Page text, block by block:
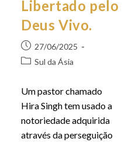
Libertado pelo
Deus Vivo.
27/06/2025
Sul da Ásia
Um pastor chamado
Hira Singh tem usado a
notoriedade adquirida
através da perseguição